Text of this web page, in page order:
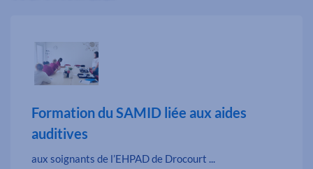
Formation du SAMID liée aux aides
auditives
aux soignants de l’EHPAD de Drocourt ...